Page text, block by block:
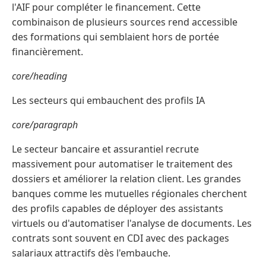
l'AIF pour compléter le financement. Cette
combinaison de plusieurs sources rend accessible
des formations qui semblaient hors de portée
financièrement.
core/heading
Les secteurs qui embauchent des profils IA
core/paragraph
Le secteur bancaire et assurantiel recrute
massivement pour automatiser le traitement des
dossiers et améliorer la relation client. Les grandes
banques comme les mutuelles régionales cherchent
des profils capables de déployer des assistants
virtuels ou d'automatiser l'analyse de documents. Les
contrats sont souvent en CDI avec des packages
salariaux attractifs dès l'embauche.